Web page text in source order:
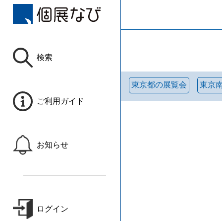
検索
ご利用ガイド
お知らせ
ログイン
東京都の展覧会 東京